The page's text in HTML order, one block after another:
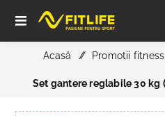
Acasă / Promotii fitness
Set gantere reglabile 30 kg